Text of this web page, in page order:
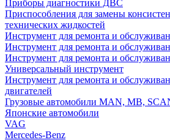
Приборы диагностики ДВС
Приспособления для замены
технических жидкостей
Инструмент для ремонта и
Инструмент для ремонта и
Инструмент для ремонта и
Универсальный инструмент
Инструмент для ремонта и
двигателей
Грузовые автомобили MAN, MB,
Японские автомобили
VAG
Mercedes-Benz